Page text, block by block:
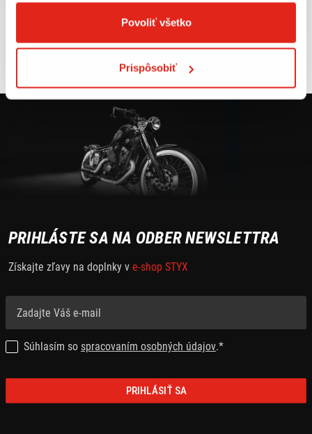
Povoliť všetko
Prispôsobiť
PRIHLÁSTE SA NA ODBER NEWSLETTRA
Získajte zľavy na doplnky v e-shop STYX
Súhlasím so spracovaním osobných údajov.*
PRIHLÁSIŤ SA